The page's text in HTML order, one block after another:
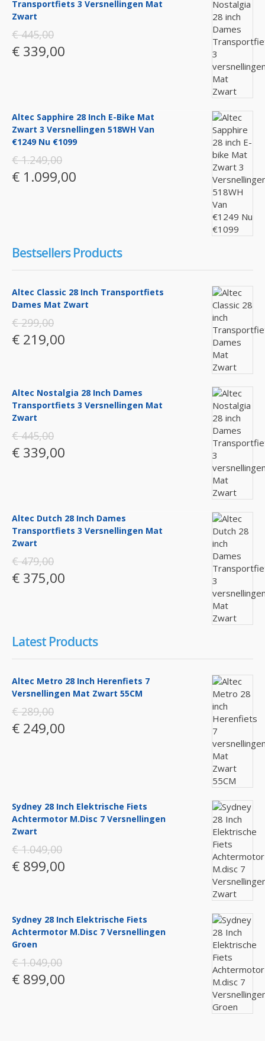
Transportfiets 3 Versnellingen Mat
Zwart
€ 445,00
€ 339,00
Altec Sapphire 28 Inch E-Bike Mat
Zwart 3 Versnellingen 518WH Van
€1249 Nu €1099
€ 1.249,00
€ 1.099,00
Bestsellers Products
Altec Classic 28 Inch Transportfiets
Dames Mat Zwart
€ 299,00
€ 219,00
Altec Nostalgia 28 Inch Dames
Transportfiets 3 Versnellingen Mat
Zwart
€ 445,00
€ 339,00
Altec Dutch 28 Inch Dames
Transportfiets 3 Versnellingen Mat
Zwart
€ 479,00
€ 375,00
Latest Products
Altec Metro 28 Inch Herenfiets 7
Versnellingen Mat Zwart 55CM
€ 289,00
€ 249,00
Sydney 28 Inch Elektrische Fiets
Achtermotor M.disc 7 Versnellingen
Zwart
€ 1.049,00
€ 899,00
Sydney 28 Inch Elektrische Fiets
Achtermotor M.disc 7 Versnellingen
Groen
€ 1.049,00
€ 899,00